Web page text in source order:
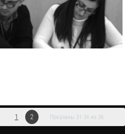
1 2 Показаны 31-36 из 36